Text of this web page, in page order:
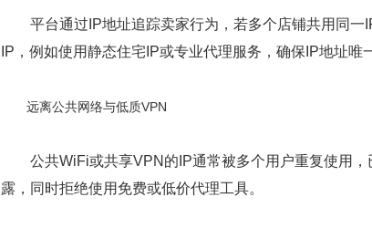
平台通过IP地址追踪卖家行为，若多个店铺共用同一
IP，例如使用静态住宅IP或专业代理服务，确保IP地址唯
远离公共网络与低质VPN
公共WiFi或共享VPN的IP通常被多个用户重复使用，
露，同时拒绝使用免费或低价代理工具。